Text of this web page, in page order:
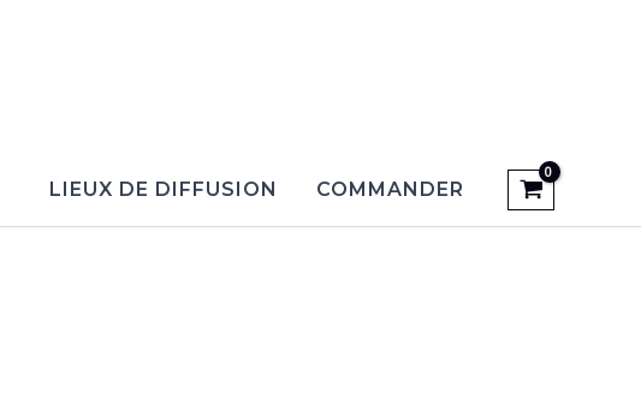
LIEUX DE DIFFUSION COMMANDER